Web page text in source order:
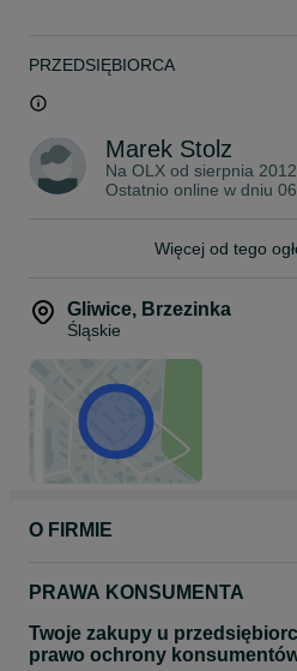
PRZEDSIĘBIORCA
Marek Stolz
Na OLX od sierpnia 2012
Ostatnio online w dniu
Więcej od tego
Gliwice, Brzezinka
Śląskie
O FIRMIE
PRAWA KONSUMENTA
Twoje zakupy u
prawo ochrony